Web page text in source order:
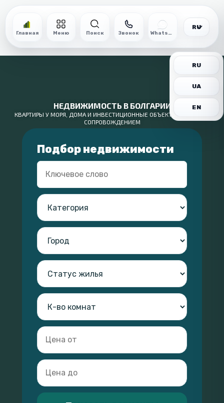
Главная Меню Поиск Звонок WhatsApp
RU
RU
UA
EN
НЕДВИЖИМОСТЬ В БОЛГАРИИ
КВАРТИРЫ У МОРЯ, ДОМА И ИНВЕСТИЦИОННЫЕ ОБЪЕКТЫ С ПОЛНЫМ
СОПРОВОЖДЕНИЕМ
Подбор недвижимости